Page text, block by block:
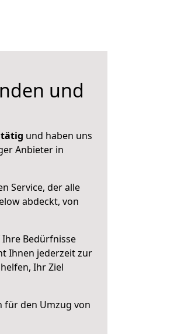
und
tätig und haben uns
Anbieter in
Service, der alle
abdeckt, von
Bedürfnisse
Ihnen jederzeit zur
Ihr Ziel
für den Umzug von